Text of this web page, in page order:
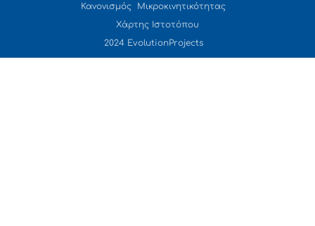
Κανονισμός Μικροκινητικότητας
Χάρτης Ιστοτόπου
2024 EvolutionProjects